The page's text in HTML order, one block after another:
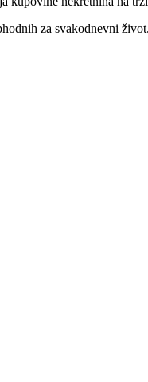
za svakodnevni život.